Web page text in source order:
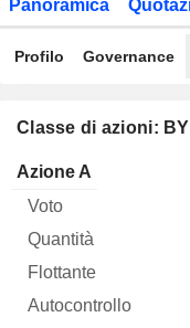
Panoramica
Profilo Governance
Classe di azioni:
Azione A